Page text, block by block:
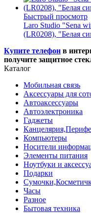
Быстрый просмотр
Laro Studio "Sena
(LR0208), "Белая
Купите телефон в
получите защитное
Каталог
Мобильная связь
Аксессуары для
Автоаксессуары
Автоэлектроника
Гаджеты
Компьютеры
Носители
Элементы питания
Ноутбуки и
Подарки
Часы
Разное
Бытовая техника